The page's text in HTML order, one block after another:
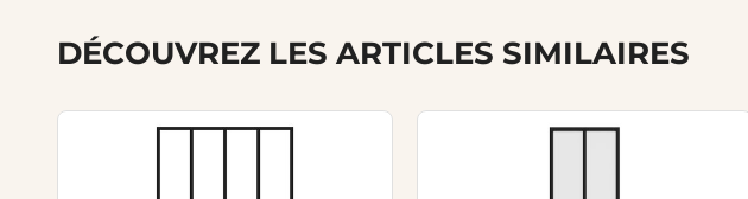
DÉCOUVREZ LES ARTICLES SIMILAIRES